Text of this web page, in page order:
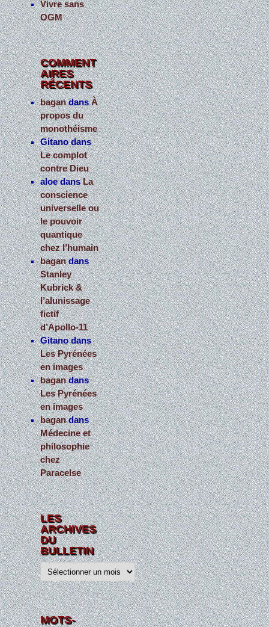
Vivre sans
OGM
COMMENT
AIRES
RÉCENTS
bagandansÀ
propos du
monothéisme
Gitanodans
Le complot
contre Dieu
aloedansLa
conscience
universelle ou
le pouvoir
quantique
chez l’humain
bagandans
Stanley
Kubrick &
l’alunissage
fictif
d’Apollo-11
Gitanodans
Les Pyrénées
en images
bagandans
Les Pyrénées
en images
bagandans
Médecine et
philosophie
chez
Paracelse
LES
ARCHIVES
DU
BULLETIN
s
a
r
c
h
iMOTS-